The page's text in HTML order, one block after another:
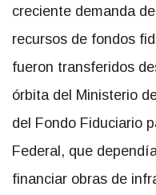
creciente demanda
recursos de fondos
fueron transferidos
órbita del Ministerio
del Fondo Fiduciario
Federal, que
financiar obras de